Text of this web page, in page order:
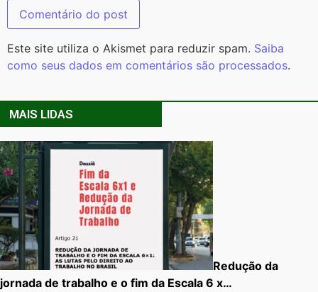
Este site utiliza o Akismet para reduzir spam. Saiba
como seus dados em comentários são processados.
MAIS LIDAS
Redução da
jornada de trabalho e o fim da Escala 6 x…